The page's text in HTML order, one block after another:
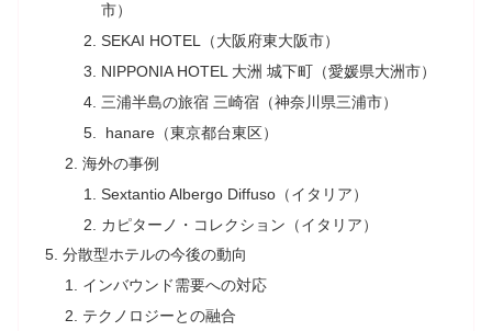
市）
SEKAI HOTEL（大阪府東大阪市）
NIPPONIA HOTEL 大洲 城下町（愛媛県大洲市）
三浦半島の旅宿 三崎宿（神奈川県三浦市）
hanare（東京都台東区）
海外の事例
Sextantio Albergo Diffuso（イタリア）
カピターノ・コレクション（イタリア）
分散型ホテルの今後の動向
インバウンド需要への対応
テクノロジーとの融合